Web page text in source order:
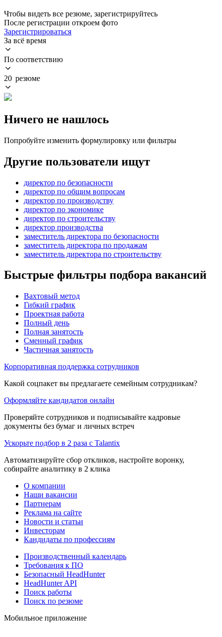
Чтобы видеть все резюме, зарегистрируйтесь
После регистрации откроем фото
Зарегистрироваться
За всё время
По соответствию
20 резюме
Ничего не нашлось
Попробуйте изменить формулировку или фильтры
Другие пользователи ищут
директор по безопасности
директор по общим вопросам
директор по производству
директор по экономике
директор по строительству
директор производства
заместитель директора по безопасности
заместитель директора по продажам
заместитель директора по строительству
Быстрые фильтры подбора вакансий
Вахтовый метод
Гибкий график
Проектная работа
Полный день
Полная занятость
Сменный график
Частичная занятость
Корпоративная поддержка сотрудников
Какой соцпакет вы предлагаете семейным сотрудникам?
Оформляйте кандидатов онлайн
Проверяйте сотрудников и подписывайте кадровые
документы без бумаг и личных встреч
Ускорьте подбор в 2 раза с Talantix
Автоматизируйте сбор откликов, настройте воронку,
собирайте аналитику в 2 клика
О компании
Наши вакансии
Партнерам
Реклама на сайте
Новости и статьи
Инвесторам
Кандидаты по профессиям
Производственный календарь
Требования к ПО
Безопасный HeadHunter
HeadHunter API
Поиск работы
Поиск по резюме
Мобильное приложение